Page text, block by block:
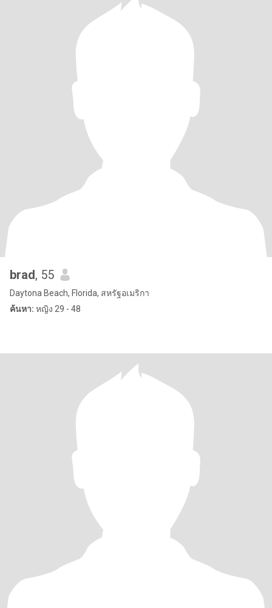
brad, 55
Daytona Beach, Florida, สหรัฐอเมริกา
ค้นหา: หญิง 29 - 48